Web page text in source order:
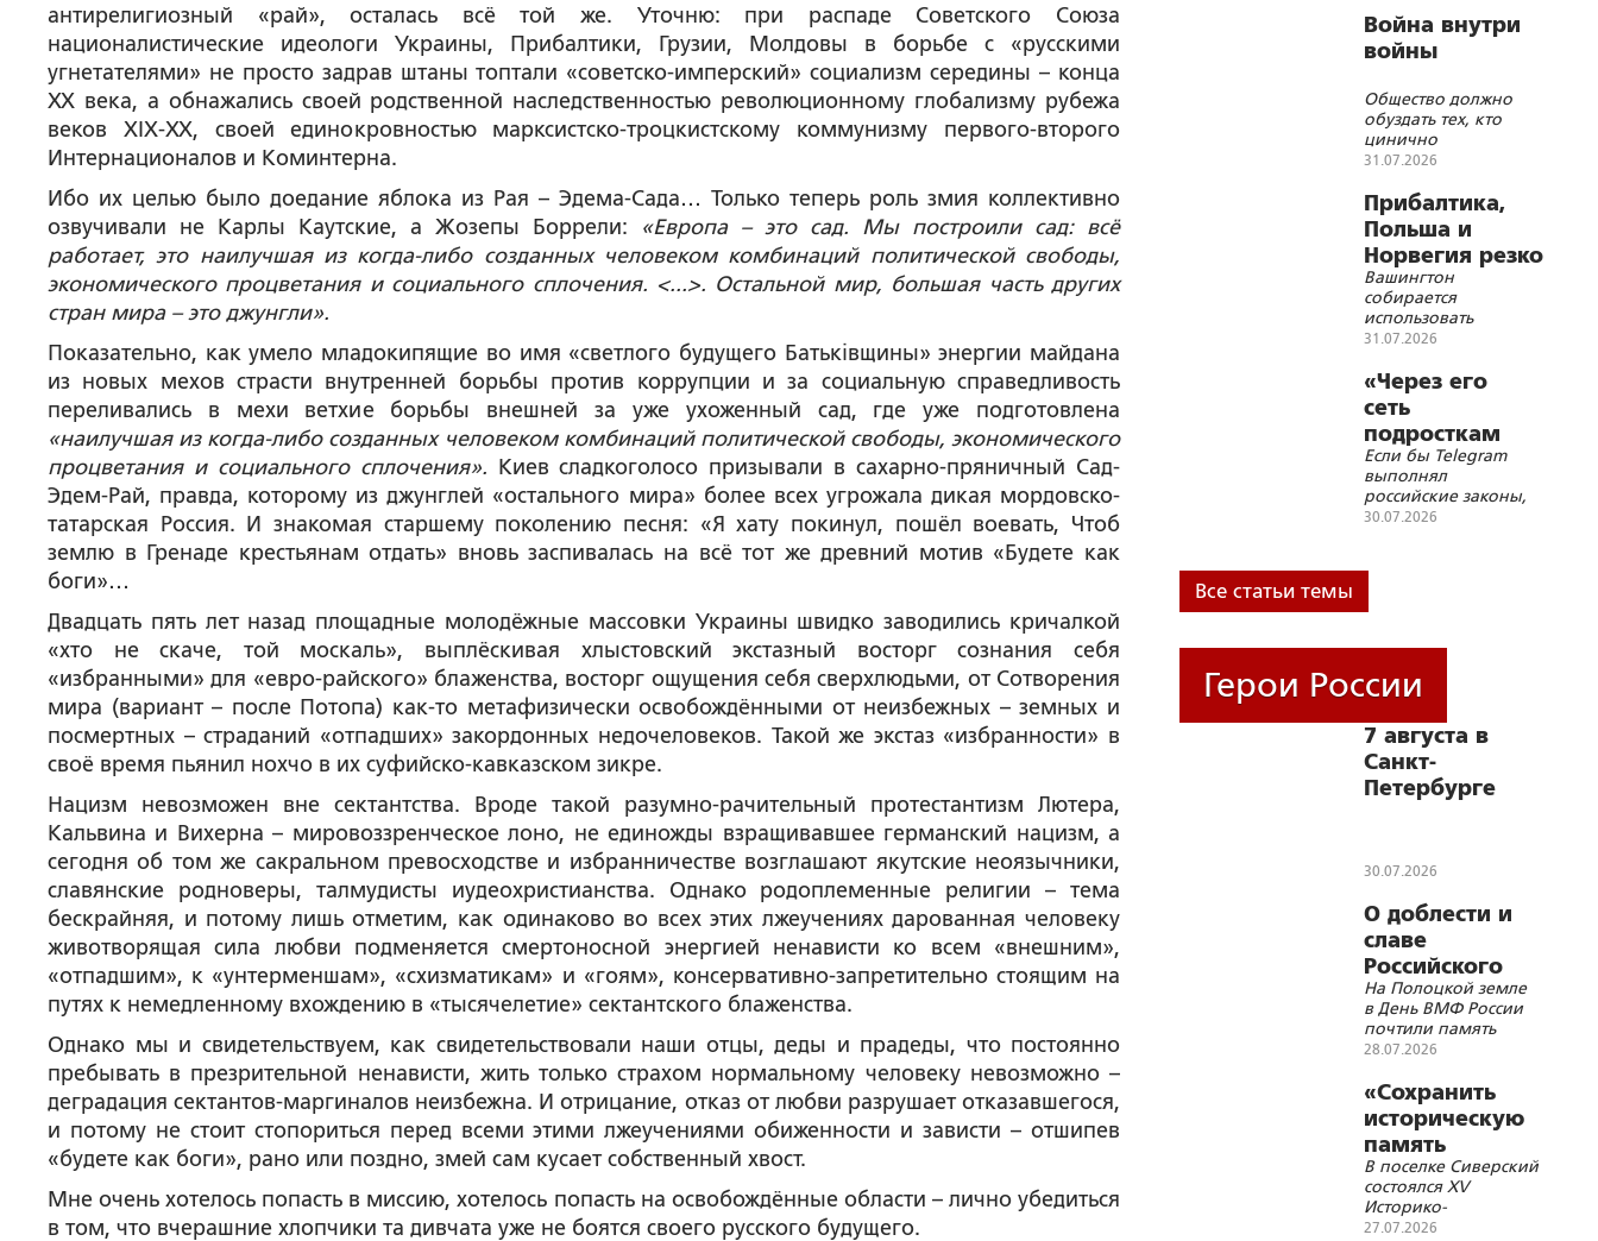
антирелигиозный «рай», осталась всё той же. Уточню: при распаде Советского Союза
националистические идеологи Украины, Прибалтики, Грузии, Молдовы в борьбе с «русскими
угнетателями» не просто задрав штаны топтали «советско-имперский» социализм середины – конца
ХХ века, а обнажались своей родственной наследственностью революционному глобализму рубежа
веков ХІХ-ХХ, своей единокровностью марксистско-троцкистскому коммунизму первого-второго
Интернационалов и Коминтерна.
Ибо их целью было доедание яблока из Рая – Эдема-Сада… Только теперь роль змия коллективно
озвучивали не Карлы Каутские, а Жозепы Боррели: «Европа – это сад. Мы построили сад: всё
работает, это наилучшая из когда-либо созданных человеком комбинаций политической свободы,
экономического процветания и социального сплочения. <...>. Остальной мир, большая часть других
стран мира – это джунгли».
Показательно, как умело младокипящие во имя «светлого будущего Батьківщины» энергии майдана
из новых мехов страсти внутренней борьбы против коррупции и за социальную справедливость
переливались в мехи ветхие борьбы внешней за уже ухоженный сад, где уже подготовлена
«наилучшая из когда-либо созданных человеком комбинаций политической свободы, экономического
процветания и социального сплочения».
Киев сладкоголосо призывали в сахарно-пряничный Сад-
Эдем-Рай, правда, которому из джунглей «остального мира» более всех угрожала дикая мордовско-
татарская Россия. И знакомая старшему поколению песня: «Я хату покинул, пошёл воевать, Чтоб
землю в Гренаде крестьянам отдать» вновь заспивалась на всё тот же древний мотив «Будете как
боги»…
Двадцать пять лет назад площадные молодёжные массовки Украины швидко заводились кричалкой
«хто не скаче, той москаль», выплёскивая хлыстовский экстазный восторг сознания себя
«избранными» для «евро-райского» блаженства, восторг ощущения себя сверхлюдьми, от Сотворения
мира (вариант – после Потопа) как-то метафизически освобождёнными от неизбежных – земных и
посмертных – страданий «отпадших» закордонных недочеловеков. Такой же экстаз «избранности» в
своё время пьянил нохчо в их суфийско-кавказском зикре.
Нацизм невозможен вне сектантства. Вроде такой разумно-рачительный протестантизм Лютера,
Кальвина и Вихерна – мировоззренческое лоно, не единожды взращивавшее германский нацизм, а
сегодня об том же сакральном превосходстве и избранничестве возглашают якутские неоязычники,
славянские родноверы, талмудисты иудеохристианства. Однако родоплеменные религии – тема
бескрайняя, и потому лишь отметим, как одинаково во всех этих лжеучениях дарованная человеку
животворящая сила любви подменяется смертоносной энергией ненависти ко всем «внешним»,
«отпадшим», к «унтерменшам», «схизматикам» и «гоям», консервативно-запретительно стоящим на
путях к немедленному вхождению в «тысячелетие» сектантского блаженства.
Однако мы и свидетельствуем, как свидетельствовали наши отцы, деды и прадеды, что постоянно
пребывать в презрительной ненависти, жить только страхом нормальному человеку невозможно –
деградация сектантов-маргиналов неизбежна. И отрицание, отказ от любви разрушает отказавшегося,
и потому не стоит стопориться перед всеми этими лжеучениями обиженности и зависти – отшипев
«будете как боги», рано или поздно, змей сам кусает собственный хвост.
Мне очень хотелось попасть в миссию, хотелось попасть на освобождённые области – лично убедиться
в том, что вчерашние хлопчики та дивчата уже не боятся своего русского будущего.
на большом
расстоянии, а по
стационарным
работать всем
подряд
Война внутри
войны
Общество должно
обуздать тех, кто
цинично
обогащается на СВО
31.07.2026
Прибалтика,
Польша и
Норвегия резко
ускорили
милитаризацию
Вашингтон
собирается
использовать
европейских
качестве ударного
кулака против России
31.07.2026
«Через его
сеть
подросткам
ломается
жизнь»
Если бы Telegram
выполнял
российские законы,
не было бы
терроризму
30.07.2026
Все статьи темы
Герои России
7 августа в
Санкт-
Петербурге
выставки «Имя
Потерянные
судьбы
победителей»
30.07.2026
О доблести и
славе
Российского
военно-
морского
флота
На Полоцкой земле
в День ВМФ России
почтили память
вице-адмирала
Повалишина
28.07.2026
«Сохранить
историческую
память
народа»
В поселке Сиверский
состоялся XV
Историко-
патриотический
27.07.2026